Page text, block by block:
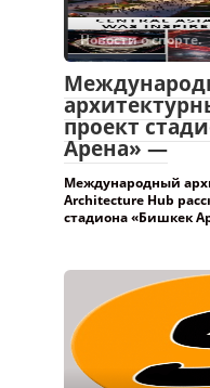
Новости о спорте.
проект
Арена» —
Международный
Architecture Hub
стадиона «Бишкек